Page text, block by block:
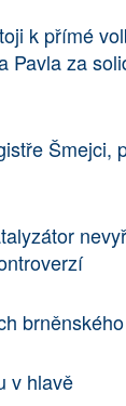
7 DNÍk přímé
Pavla za
Šmejci,
v hlavě